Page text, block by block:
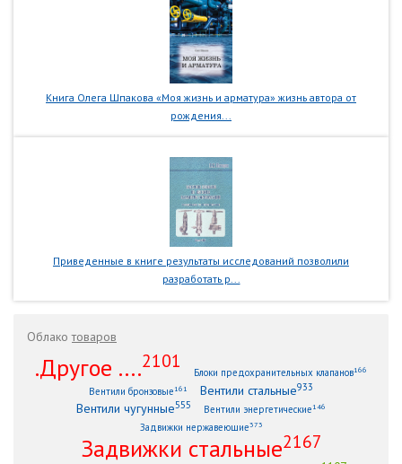
Книга Олега Шпакова «Моя жизнь и арматура» жизнь автора от
рождения...
Приведенные в книге результаты исследований позволили
разработать р...
Облакотоваров
.Другое ....2101
Блоки предохранительных клапанов166
Вентили бронзовые161 Вентили стальные933
Вентили чугунные555 Вентили энергетические146
Задвижки нержавеющие373
Задвижки стальные2167